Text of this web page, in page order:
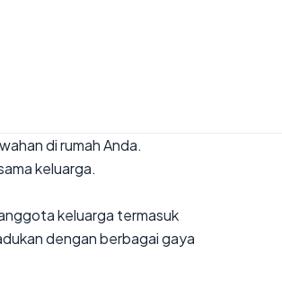
di rumah Anda.
keluarga.
keluarga termasuk
dengan berbagai gaya